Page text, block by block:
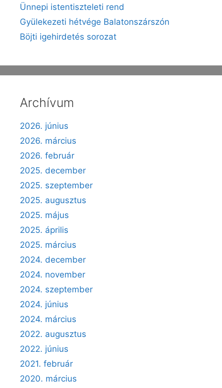
Ünnepi istentiszteleti rend
Gyülekezeti hétvége Balatonszárszón
Böjti igehirdetés sorozat
Archívum
2026. június
2026. március
2026. február
2025. december
2025. szeptember
2025. augusztus
2025. május
2025. április
2025. március
2024. december
2024. november
2024. szeptember
2024. június
2024. március
2022. augusztus
2022. június
2021. február
2020. március